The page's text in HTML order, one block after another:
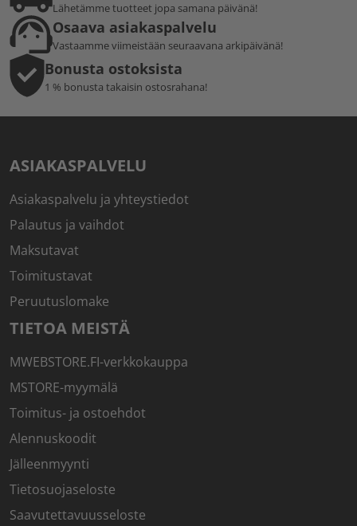
Lähetämme tuotteet jopa samana päivänä!
Osaava asiakaspalvelu
Vastaamme viimeistään seuraavana arkipäivänä!
Bonusta ostoksista
1 % bonusta takaisin ostosrahana!
ASIAKASPALVELU
Asiakaspalvelu ja yhteystiedot
Palautus ja vaihdot
Maksutavat
Toimitustavat
Peruutuslomake
TIETOA MEISTÄ
MWEBSTORE.FI-verkkokauppa
MSTORE-myymälä
Toimitus- ja ostoehdot
Alennuskoodit
Jälleenmyynti
Tietosuojaseloste
Saavutettavuusseloste